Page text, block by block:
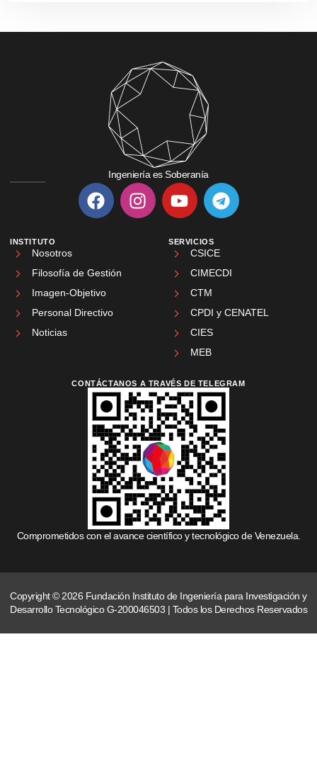
Ingeniería es Soberanía
INSTITUTO
Nosotros
Filosofía de Gestión
Imagen-Objetivo
Personal Directivo
Noticias
SERVICIOS
CSICE
CIMECDI
CTM
CPDI y CENATEL
CIES
MEB
CONTÁCTANOS A TRAVÉS DE TELEGRAM
Comprometidos con el avance científico y tecnológico de Venezuela.
Copyright © 2026 Fundación Instituto de Ingeniería para Investigación y
Desarrollo Tecnológico G-200046503 | Todos los Derechos Reservados